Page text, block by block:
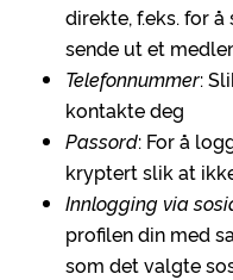
direkte, f.eks. for
sende ut et
Telefonnummer:
kontakte deg
Passord: For å
kryptert slik at
Innlogging via
profilen din med
som det valgte